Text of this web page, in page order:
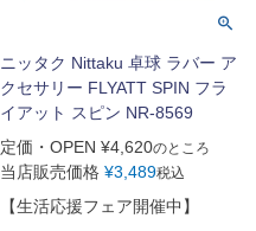
ニッタク Nittaku 卓球 ラバー ア
クセサリー FLYATT SPIN フラ
イアット スピン NR-8569
定価・OPEN ¥4,620のところ
当店販売価格 ¥3,489税込
【生活応援フェア開催中】